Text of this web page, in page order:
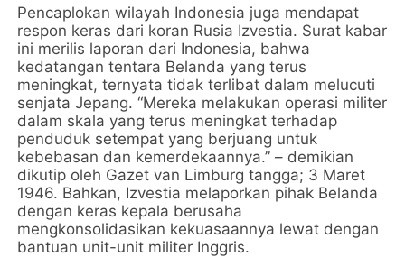
Pencaplokan wilayah Indonesia juga mendapat
respon keras dari koran Rusia Izvestia. Surat kabar
ini merilis laporan dari Indonesia, bahwa
kedatangan tentara Belanda yang terus
meningkat, ternyata tidak terlibat dalam melucuti
senjata Jepang. “Mereka melakukan operasi militer
dalam skala yang terus meningkat terhadap
penduduk setempat yang berjuang untuk
kebebasan dan kemerdekaannya.” – demikian
dikutip oleh Gazet van Limburg tangga; 3 Maret
1946. Bahkan, Izvestia melaporkan pihak Belanda
dengan keras kepala berusaha
mengkonsolidasikan kekuasaannya lewat dengan
bantuan unit-unit militer Inggris.